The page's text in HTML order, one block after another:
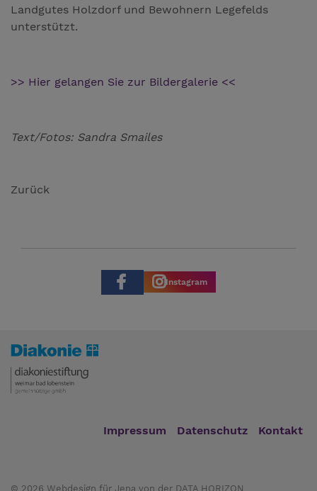
Landgutes Holzdorf und Bewohnern Legefelds
unterstützt.
>> Hier gelangen Sie zur Bildergalerie <<
Text/Fotos: Sandra Smailes
Zurück
Instagram
Impressum Datenschutz Kontakt
© 2026 Webdesign für Jena von der DATA HORIZON